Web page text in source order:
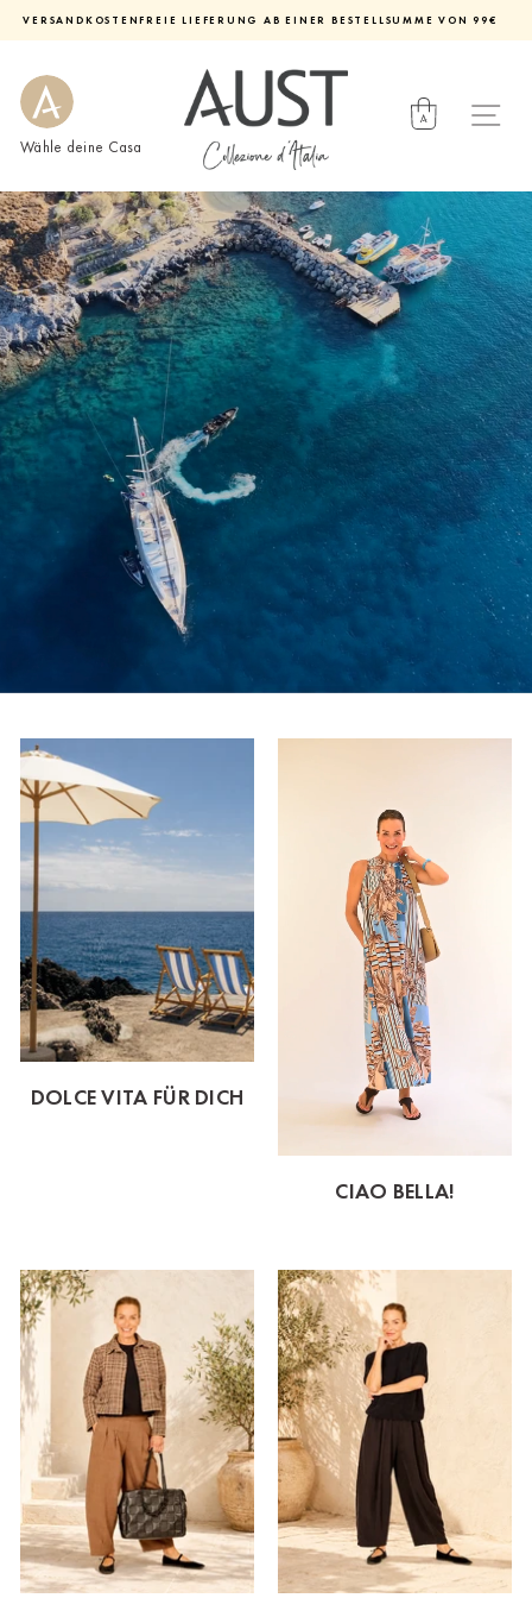
pausieren
VERSANDKOSTENFREIE LIEFERUNG AB EINER BESTELLSUMME VON 99€
Wähle deine Casa
DOLCE VITA FÜR DICH
CIAO BELLA!